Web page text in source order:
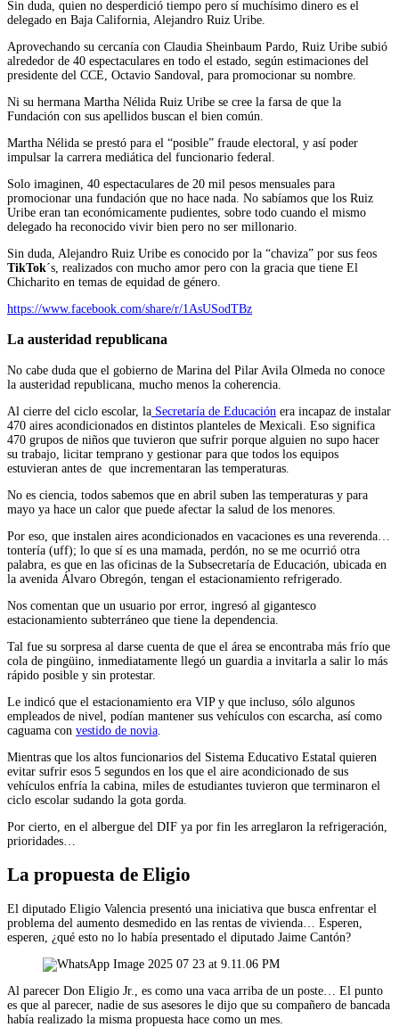
Sin duda, quien no desperdició tiempo pero sí muchísimo dinero es el
delegado en Baja California, Alejandro Ruiz Uribe.
Aprovechando su cercanía con Claudia Sheinbaum Pardo, Ruiz Uribe subió
alrededor de 40 espectaculares en todo el estado, según estimaciones del
presidente del CCE, Octavio Sandoval, para promocionar su nombre.
Ni su hermana Martha Nélida Ruiz Uribe se cree la farsa de que la
Fundación con sus apellidos buscan el bien común.
Martha Nélida se prestó para el “posible” fraude electoral, y así poder
impulsar la carrera mediática del funcionario federal.
Solo imaginen, 40 espectaculares de 20 mil pesos mensuales para
promocionar una fundación que no hace nada. No sabíamos que los Ruiz
Uribe eran tan económicamente pudientes, sobre todo cuando el mismo
delegado ha reconocido vivir bien pero no ser millonario.
Sin duda, Alejandro Ruiz Uribe es conocido por la “chaviza” por sus feos
TikTok´s, realizados con mucho amor pero con la gracia que tiene El
Chicharito en temas de equidad de género.
https://www.facebook.com/share/r/1AsUSodTBz
La austeridad republicana
No cabe duda que el gobierno de Marina del Pilar Avila Olmeda no conoce
la austeridad republicana, mucho menos la coherencia.
Al cierre del ciclo escolar, la Secretaría de Educación era incapaz de instalar
470 aires acondicionados en distintos planteles de Mexicali. Eso significa
470 grupos de niños que tuvieron que sufrir porque alguien no supo hacer
su trabajo, licitar temprano y gestionar para que todos los equipos
estuvieran antes de que incrementaran las temperaturas.
No es ciencia, todos sabemos que en abril suben las temperaturas y para
mayo ya hace un calor que puede afectar la salud de los menores.
Por eso, que instalen aires acondicionados en vacaciones es una reverenda…
tontería (uff); lo que sí es una mamada, perdón, no se me ocurrió otra
palabra, es que en las oficinas de la Subsecretaría de Educación, ubicada en
la avenida Álvaro Obregón, tengan el estacionamiento refrigerado.
Nos comentan que un usuario por error, ingresó al gigantesco
estacionamiento subterráneo que tiene la dependencia.
Tal fue su sorpresa al darse cuenta de que el área se encontraba más frío que
cola de pingüino, inmediatamente llegó un guardia a invitarla a salir lo más
rápido posible y sin protestar.
Le indicó que el estacionamiento era VIP y que incluso, sólo algunos
empleados de nivel, podían mantener sus vehículos con escarcha, así como
caguama con vestido de novia
Mientras que los altos funcionarios del Sistema Educativo Estatal quieren
evitar sufrir esos 5 segundos en los que el aire acondicionado de sus
vehículos enfría la cabina, miles de estudiantes tuvieron que terminaron el
ciclo escolar sudando la gota gorda.
Por cierto, en el albergue del DIF ya por fin les arreglaron la refrigeración,
prioridades…
La propuesta de Eligio
El diputado Eligio Valencia presentó una iniciativa que busca enfrentar el
problema del aumento desmedido en las rentas de vivienda… Esperen,
esperen, ¿qué esto no lo había presentado el diputado Jaime Cantón?
Al parecer Don Eligio Jr., es como una vaca arriba de un poste… El punto
es que al parecer, nadie de sus asesores le dijo que su compañero de bancada
había realizado la misma propuesta hace como un mes.